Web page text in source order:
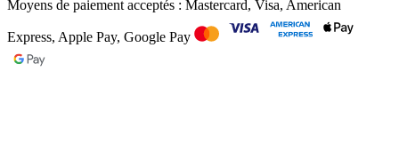
Moyens de paiement acceptés : Mastercard, Visa, American
Express, Apple Pay, Google Pay